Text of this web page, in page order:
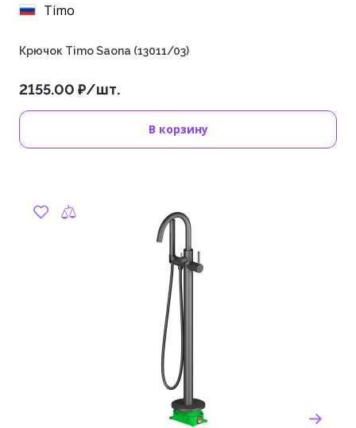
Timo
Крючок Timo Saona (13011/03)
2155.00 ₽/шт.
В корзину